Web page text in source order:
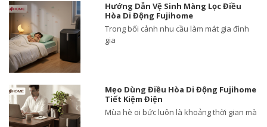
Hướng Dẫn Vệ Sinh Màng Lọc Điều
Hòa Di Động Fujihome
Trong bối cảnh nhu cầu làm mát gia đình
gia
Mẹo Dùng Điều Hòa Di Động Fujihome
Tiết Kiệm Điện
Mùa hè oi bức luôn là khoảng thời gian mà